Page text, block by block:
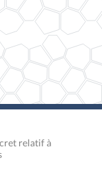
relatif à